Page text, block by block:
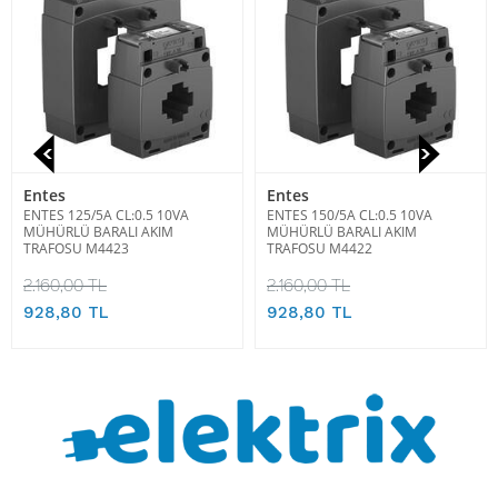
Entes
ENTES 125/5A CL:0.5 10VA
MÜHÜRLÜ BARALI AKIM
TRAFOSU M4423
2.160,00 TL
928,80 TL
Entes
ENTES 150/5A CL:0.5 10VA
MÜHÜRLÜ BARALI AKIM
TRAFOSU M4422
2.160,00 TL
928,80 TL